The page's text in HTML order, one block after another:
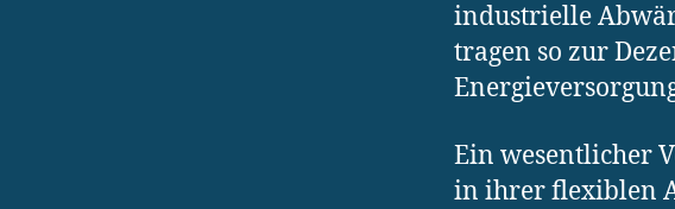
industrielle
tragen so zur
Ein wesentlicher
in ihrer flexiblen